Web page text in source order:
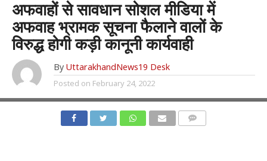
अफवाहों से सावधान सोशल मीडिया में
अफवाह भ्रामक सूचना फैलाने वालों के
विरुद्ध होगी कड़ी कानूनी कार्यवाही
By UttarakhandNews19 Desk
Posted on February 24, 2022